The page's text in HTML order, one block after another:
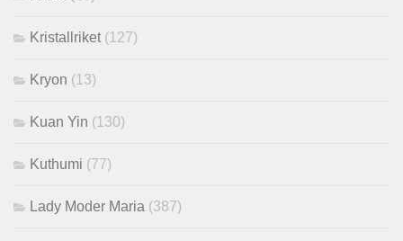
Kristallriket (127)
Kryon (13)
Kuan Yin (130)
Kuthumi (77)
Lady Moder Maria (387)